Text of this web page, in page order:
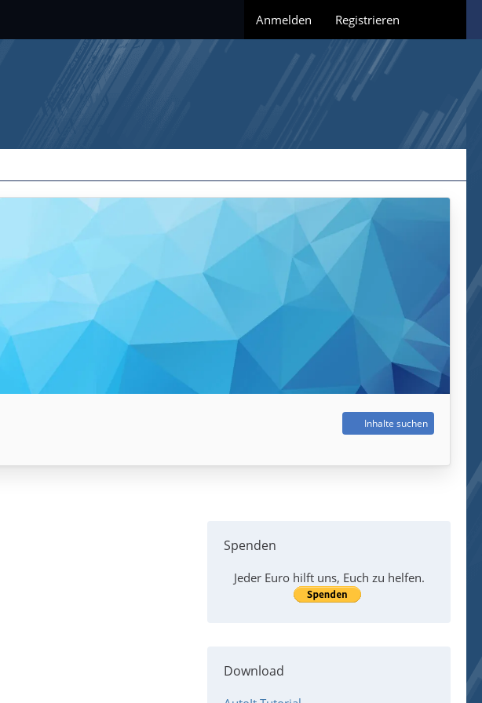
Anmelden Registrieren
Inhalte suchen
Spenden
Jeder Euro hilft uns, Euch zu helfen.
Download